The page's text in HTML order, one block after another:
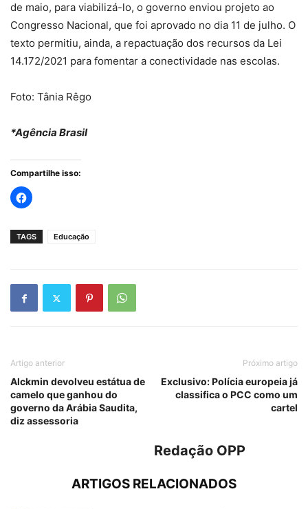
de maio, para viabilizá-lo, o governo enviou projeto ao
Congresso Nacional, que foi aprovado no dia 11 de julho. O
texto permitiu, ainda, a repactuação dos recursos da Lei
14.172/2021 para fomentar a conectividade nas escolas.
Foto: Tânia Rêgo
*Agência Brasil
Compartilhe isso:
TAGS Educação
Artigo anterior
Alckmin devolveu estátua de
camelo que ganhou do
governo da Arábia Saudita,
diz assessoria
Próximo artigo
Exclusivo: Polícia europeia já
classifica o PCC como um
cartel
Redação OPP
ARTIGOS RELACIONADOS